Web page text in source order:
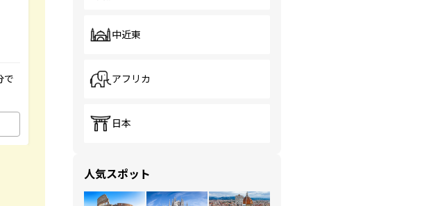
で
中近東
アフリカ
日本
人気スポット